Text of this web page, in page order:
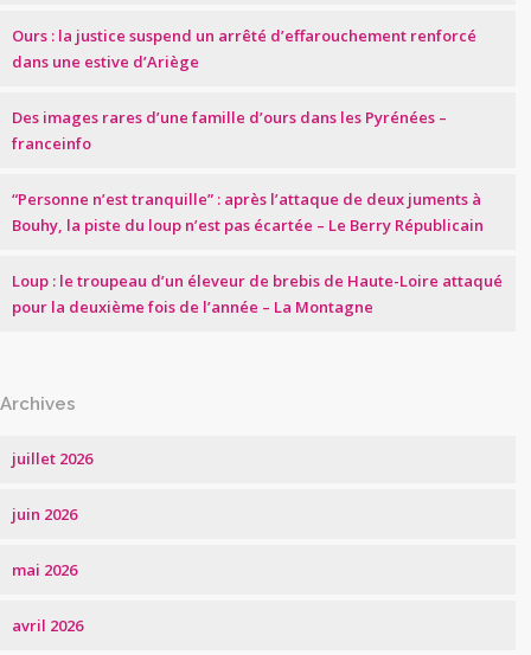
Ours : la justice suspend un arrêté d’effarouchement renforcé
dans une estive d’Ariège
Des images rares d’une famille d’ours dans les Pyrénées –
franceinfo
“Personne n’est tranquille” : après l’attaque de deux juments à
Bouhy, la piste du loup n’est pas écartée – Le Berry Républicain
Loup : le troupeau d’un éleveur de brebis de Haute-Loire attaqué
pour la deuxième fois de l’année – La Montagne
Archives
juillet 2026
juin 2026
mai 2026
avril 2026